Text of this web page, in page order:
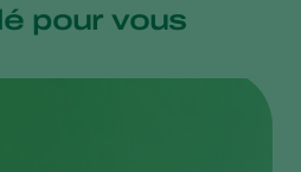
pour vous